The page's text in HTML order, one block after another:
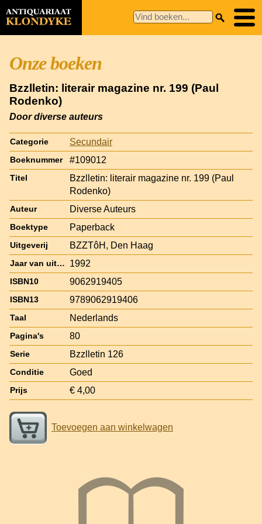
Onze boeken
Bzzlletin: literair magazine nr. 199 (Paul
Rodenko)
Door diverse auteurs
Categorie Secundair
Boeknummer #109012
Titel
Bzzlletin: literair magazine nr. 199 (Paul
Rodenko)
Auteur Diverse Auteurs
Boektype Paperback
Uitgeverij BZZTôH, Den Haag
Jaar van uitgave 1992
ISBN10 9062919405
ISBN13 9789062919406
Taal Nederlands
Pagina's 80
Serie Bzzlletin 126
Conditie Goed
Prijs € 4,00
Toevoegen aan winkelwagen